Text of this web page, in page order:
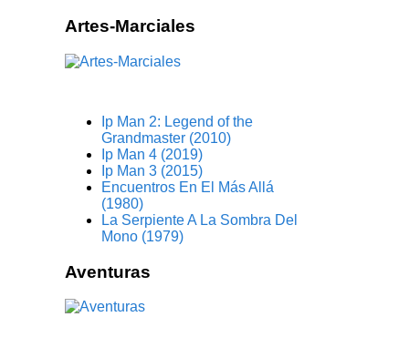
Artes-Marciales
Ip Man 2: Legend of the
Grandmaster (2010)
Ip Man 4 (2019)
Ip Man 3 (2015)
Encuentros En El Más Allá
(1980)
La Serpiente A La Sombra Del
Mono (1979)
Aventuras